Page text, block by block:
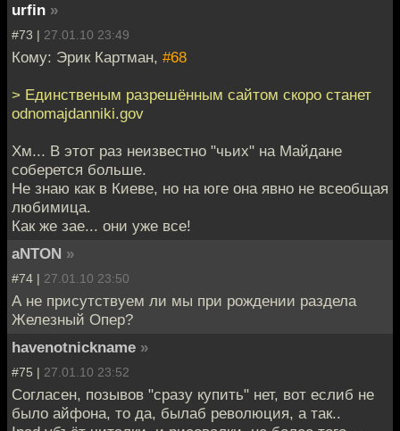
urfin »
#73 | 27.01.10 23:49
Кому: Эрик Картман, #68
> Единственым разрешённым сайтом скоро станет
odnomajdanniki.gov
Хм... В этот раз неизвестно "чьих" на Майдане
соберется больше.
Не знаю как в Киеве, но на юге она явно не всеобщая
любимица.
Как же зае... они уже все!
aNTON »
#74 | 27.01.10 23:50
А не присутствуем ли мы при рождении раздела
Железный Опер?
havenotnickname »
#75 | 27.01.10 23:52
Согласен, позывов "сразу купить" нет, вот еслиб не
было айфона, то да, былаб революция, а так..